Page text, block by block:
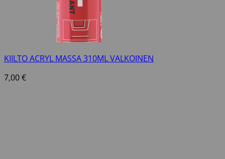
KIILTO ACRYL MASSA 310ML VALKOINEN
7,00€